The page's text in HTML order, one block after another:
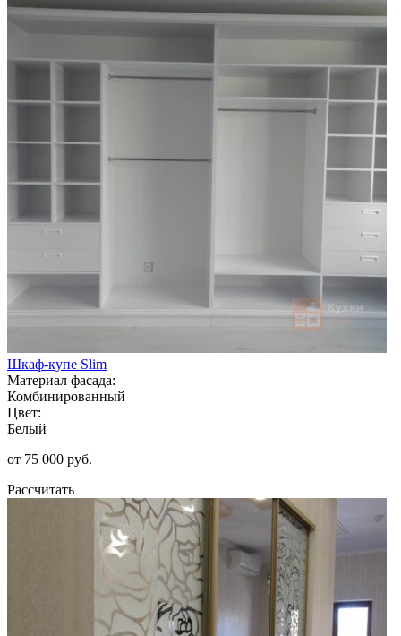
Шкаф-купе Slim
Материал фасада:
Комбинированный
Цвет:
Белый
от 75 000 руб.
Рассчитать